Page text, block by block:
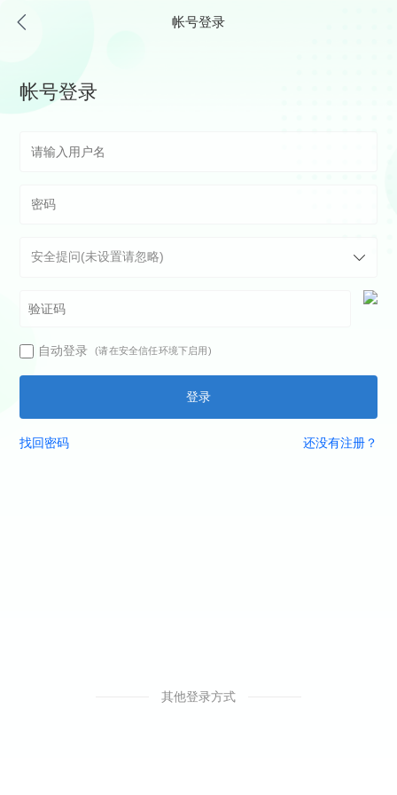
帐号登录
帐号登录
自动登录 (请在安全信任环境下启用)
登录
找回密码 还没有注册？
其他登录方式